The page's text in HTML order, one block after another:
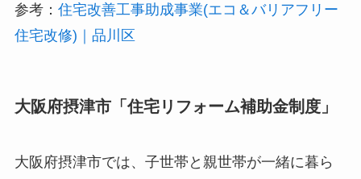
参考： 住宅改善工事助成事業(エコ＆バリアフリー
住宅改修)｜品川区
大阪府摂津市「住宅リフォーム補助金制度」
大阪府摂津市では、子世帯と親世帯が一緒に暮ら